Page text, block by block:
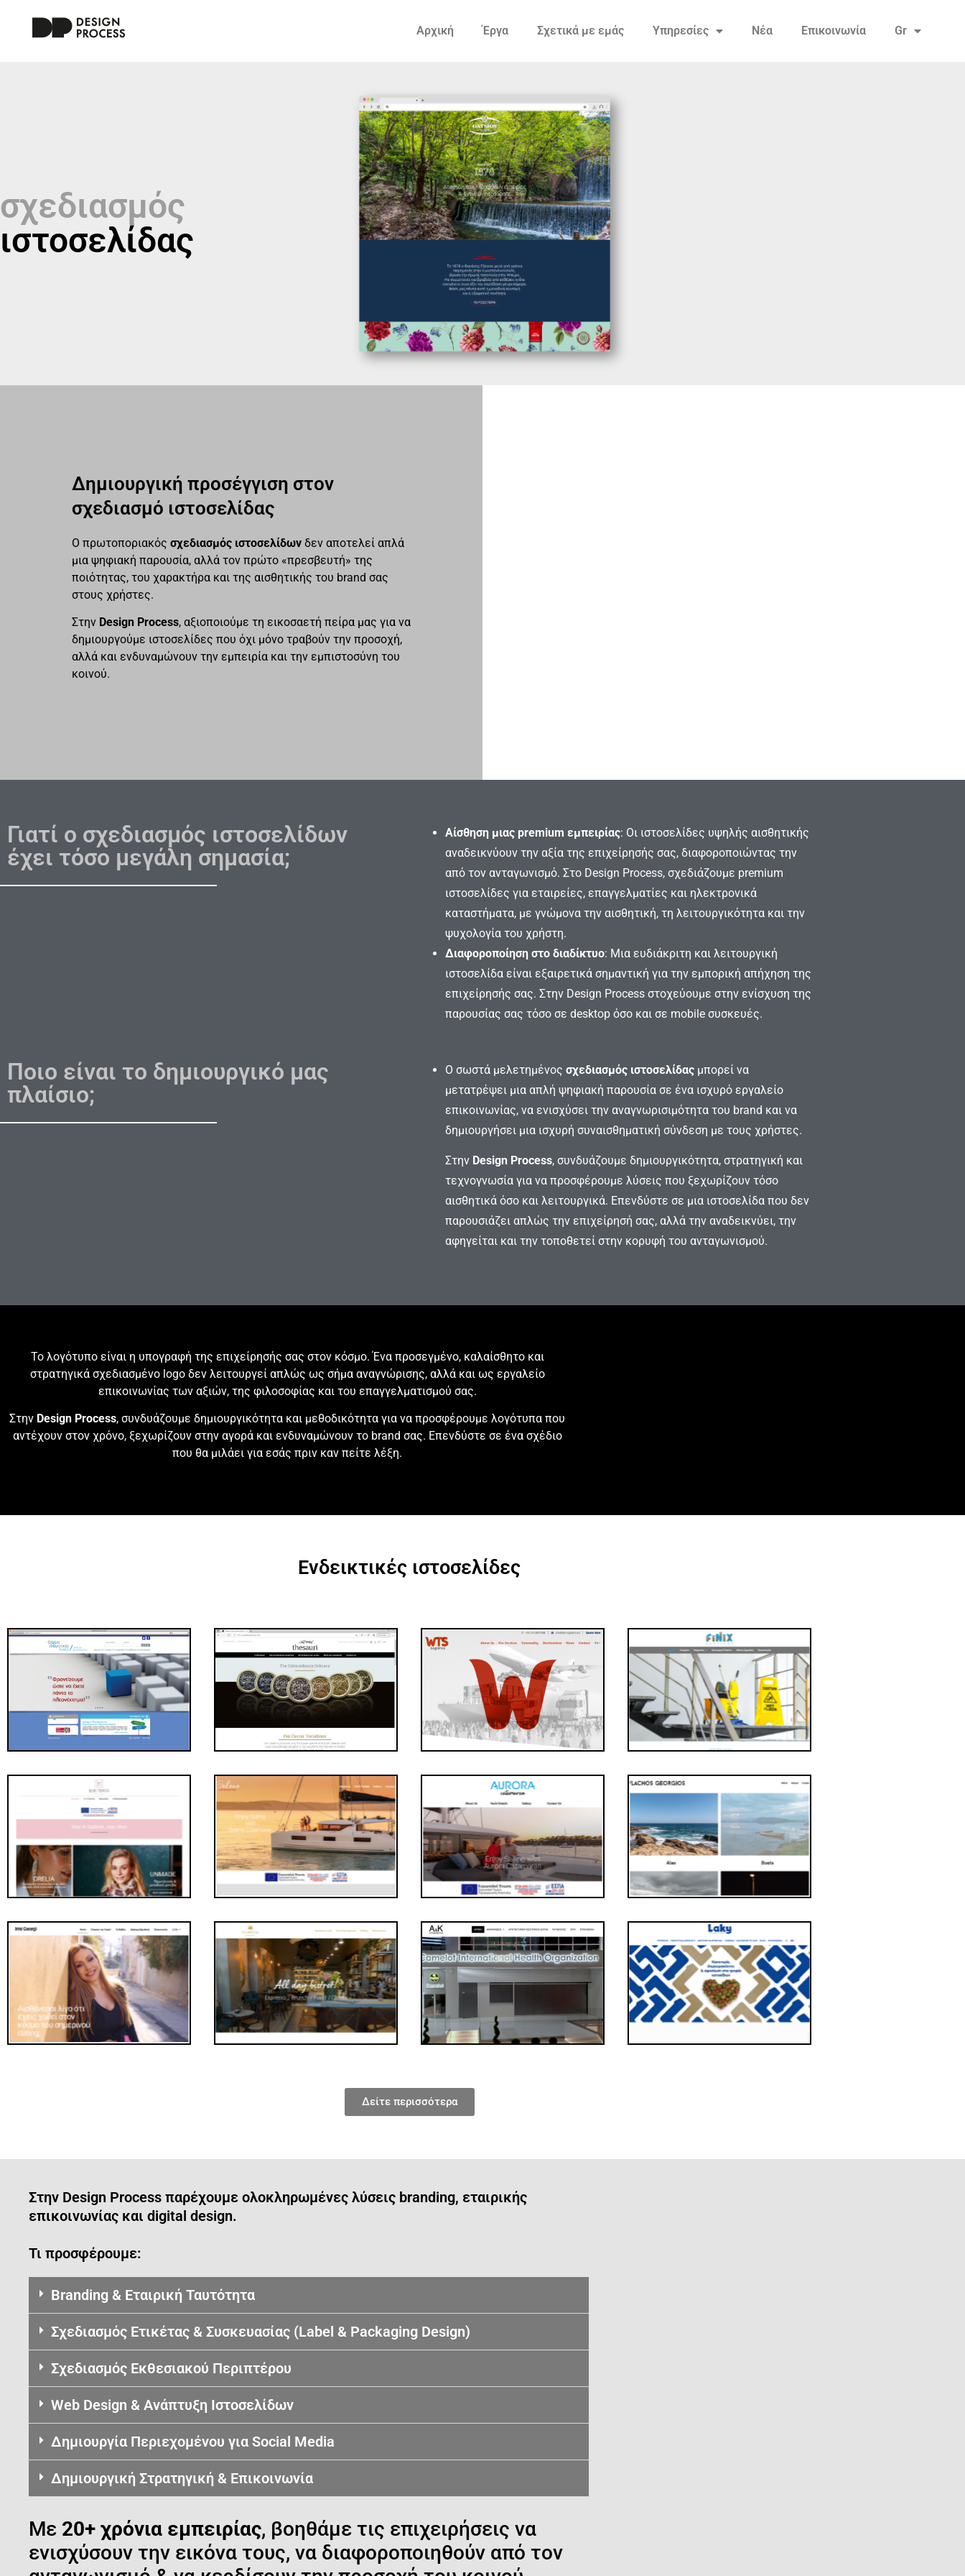
Αρχική Έργα Σχετικά με εμάς Υπηρεσίες Νέα Επικοινωνία Gr
σχεδιασμός
ιστοσελίδας
Δημιουργική προσέγγιση στον
σχεδιασμό ιστοσελίδας
Ο πρωτοποριακός σχεδιασμός ιστοσελίδων δεν αποτελεί απλά
μια ψηφιακή παρουσία, αλλά τον πρώτο «πρεσβευτή» της
ποιότητας, του χαρακτήρα και της αισθητικής του brand σας
στους χρήστες.
Στην Design Process, αξιοποιούμε τη εικοσαετή πείρα μας για να
δημιουργούμε ιστοσελίδες που όχι μόνο τραβούν την προσοχή,
αλλά και ενδυναμώνουν την εμπειρία και την εμπιστοσύνη του
κοινού.
Γιατί ο σχεδιασμός ιστοσελίδων
έχει τόσο μεγάλη σημασία;
Αίσθηση μιας premium εμπειρίας: Οι ιστοσελίδες υψηλής αισθητικής
αναδεικνύουν την αξία της επιχείρησής σας, διαφοροποιώντας την
από τον ανταγωνισμό. Στο Design Process, σχεδιάζουμε premium
ιστοσελίδες για εταιρείες, επαγγελματίες και ηλεκτρονικά
καταστήματα, με γνώμονα την αισθητική, τη λειτουργικότητα και την
ψυχολογία του χρήστη.
Διαφοροποίηση στο διαδίκτυο: Μια ευδιάκριτη και λειτουργική
ιστοσελίδα είναι εξαιρετικά σημαντική για την εμπορική απήχηση της
επιχείρησής σας. Στην Design Process στοχεύουμε στην ενίσχυση της
παρουσίας σας τόσο σε desktop όσο και σε mobile συσκευές.
Ποιο είναι το δημιουργικό μας
πλαίσιο;
Ο σωστά μελετημένος σχεδιασμός ιστοσελίδας μπορεί να
μετατρέψει μια απλή ψηφιακή παρουσία σε ένα ισχυρό εργαλείο
επικοινωνίας, να ενισχύσει την αναγνωρισιμότητα του brand και να
δημιουργήσει μια ισχυρή συναισθηματική σύνδεση με τους χρήστες.
Στην Design Process, συνδυάζουμε δημιουργικότητα, στρατηγική και
τεχνογνωσία για να προσφέρουμε λύσεις που ξεχωρίζουν τόσο
αισθητικά όσο και λειτουργικά. Επενδύστε σε μια ιστοσελίδα που δεν
παρουσιάζει απλώς την επιχείρησή σας, αλλά την αναδεικνύει, την
αφηγείται και την τοποθετεί στην κορυφή του ανταγωνισμού.
Το λογότυπο είναι η υπογραφή της επιχείρησής σας στον κόσμο. Ένα προσεγμένο, καλαίσθητο και
στρατηγικά σχεδιασμένο logo δεν λειτουργεί απλώς ως σήμα αναγνώρισης, αλλά και ως εργαλείο
επικοινωνίας των αξιών, της φιλοσοφίας και του επαγγελματισμού σας.
Στην Design Process, συνδυάζουμε δημιουργικότητα και μεθοδικότητα για να προσφέρουμε λογότυπα που
αντέχουν στον χρόνο, ξεχωρίζουν στην αγορά και ενδυναμώνουν το brand σας. Επενδύστε σε ένα σχέδιο
που θα μιλάει για εσάς πριν καν πείτε λέξη.
Ενδεικτικές ιστοσελίδες
Δείτε περισσότερα
Στην Design Process παρέχουμε ολοκληρωμένες λύσεις branding, εταιρικής
επικοινωνίας και digital design.
Τι προσφέρουμε:
Branding & Εταιρική Ταυτότητα
Σχεδιασμός Ετικέτας & Συσκευασίας (Label & Packaging Design)
Σχεδιασμός Εκθεσιακού Περιπτέρου
Web Design & Ανάπτυξη Ιστοσελίδων
Δημιουργία Περιεχομένου για Social Media
Δημιουργική Στρατηγική & Επικοινωνία
Με 20+ χρόνια εμπειρίας, βοηθάμε τις επιχειρήσεις να
ενισχύσουν την εικόνα τους, να διαφοροποιηθούν από τον